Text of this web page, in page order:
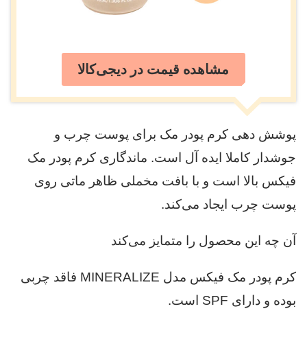
مشاهده قیمت در دیجی‌کالا
پوشش دهی کرم پودر مک برای پوست چرب و
جوشدار کاملا ایده آل است. ماندگاری کرم پودر مک
فیکس بالا است و با بافت مخملی ظاهر ماتی روی
پوست چرب ایجاد می‌کند.
آن چه این محصول را متمایز می‌کند
کرم پودر مک فیکس مدل MINERALIZE فاقد چربی
بوده و دارای SPF است.